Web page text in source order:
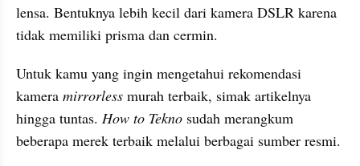
lensa. Bentuknya lebih kecil dari kamera DSLR karena
tidak memiliki prisma dan cermin.
Untuk kamu yang ingin mengetahui rekomendasi
kamera mirrorless murah terbaik, simak artikelnya
hingga tuntas. How to Tekno sudah merangkum